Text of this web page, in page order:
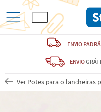
ENVIO
ENVIO
Ver Potes para o lancheiras